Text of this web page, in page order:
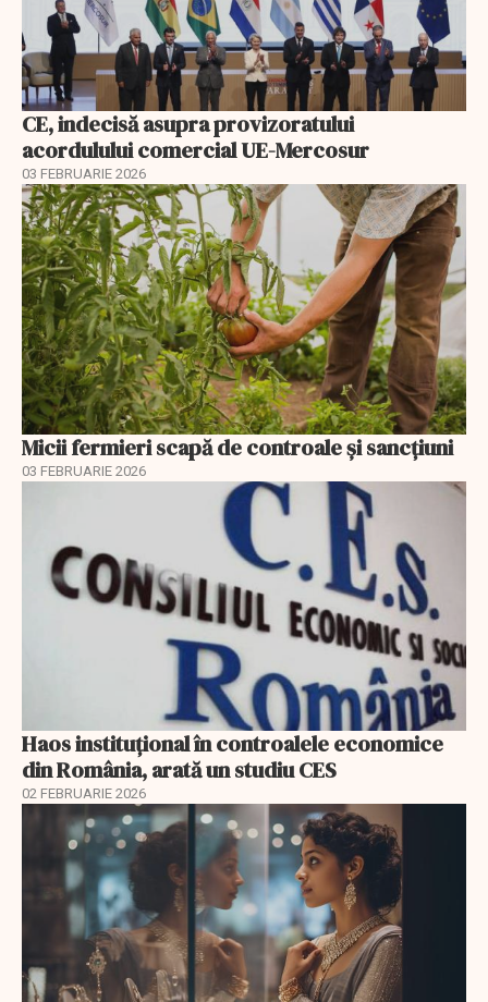
CE, indecisă asupra provizoratului
acordulului comercial UE-Mercosur
03 FEBRUARIE 2026
Micii fermieri scapă de controale și sancțiuni
03 FEBRUARIE 2026
Haos instituțional în controalele economice
din România, arată un studiu CES
02 FEBRUARIE 2026